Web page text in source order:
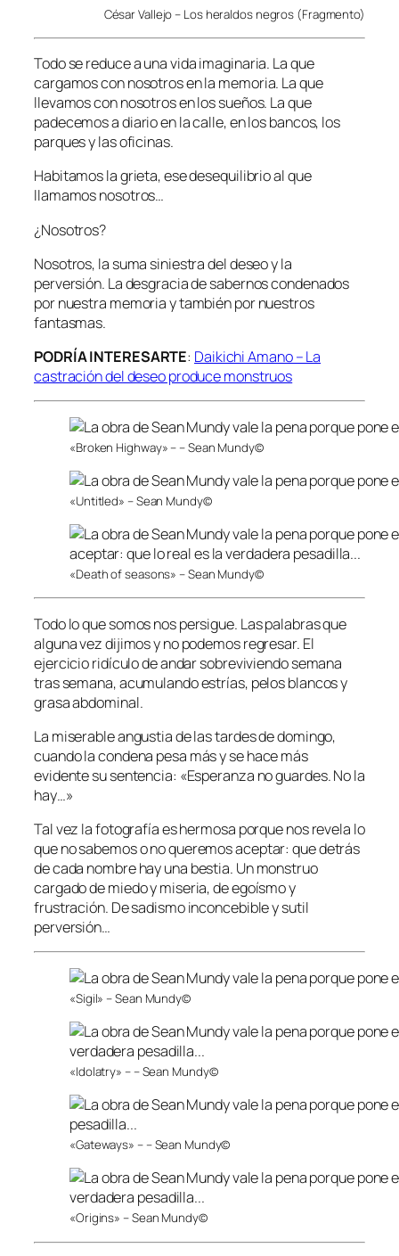
César Vallejo – Los heraldos negros (Fragmento)
Todo se reduce a una vida imaginaria. La que
cargamos con nosotros en la memoria. La que
llevamos con nosotros en los sueños. La que
padecemos a diario en la calle, en los bancos, los
parques y las oficinas.
Habitamos la grieta, ese desequilibrio al que
llamamos nosotros…
¿Nosotros?
Nosotros, la suma siniestra del deseo y la
perversión. La desgracia de sabernos condenados
por nuestra memoria y también por nuestros
fantasmas.
PODRÍA INTERESARTE: Daikichi Amano – La
castración del deseo produce monstruos
«Broken Highway» – – Sean Mundy©
«Untitled» – Sean Mundy©
«Death of seasons» – Sean Mundy©
Todo lo que somos nos persigue. Las palabras que
alguna vez dijimos y no podemos regresar. El
ejercicio ridículo de andar sobreviviendo semana
tras semana, acumulando estrías, pelos blancos y
grasa abdominal.
La miserable angustia de las tardes de domingo,
cuando la condena pesa más y se hace más
evidente su sentencia: «Esperanza no guardes. No la
hay…»
Tal vez la fotografía es hermosa porque nos revela lo
que no sabemos o no queremos aceptar: que detrás
de cada nombre hay una bestia. Un monstruo
cargado de miedo y miseria, de egoísmo y
frustración. De sadismo inconcebible y sutil
perversión…
«Sigil» – Sean Mundy©
«Idolatry» – – Sean Mundy©
«Gateways» – – Sean Mundy©
«Origins» – Sean Mundy©